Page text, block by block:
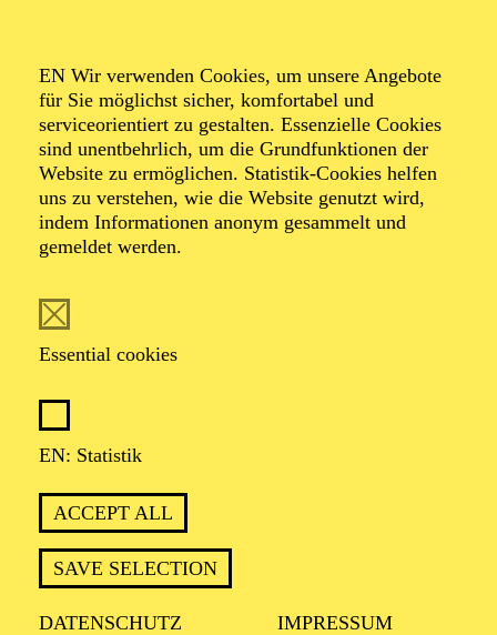
EN Wir verwenden Cookies, um unsere Angebote
für Sie möglichst sicher, komfortabel und
serviceorientiert zu gestalten. Essenzielle Cookies
sind unentbehrlich, um die Grundfunktionen der
Website zu ermöglichen. Statistik-Cookies helfen
uns zu verstehen, wie die Website genutzt wird,
indem Informationen anonym gesammelt und
gemeldet werden.
Essential cookies
EN: Statistik
ACCEPT ALL
SAVE SELECTION
DATENSCHUTZ IMPRESSUM
ABENTEUER MUSIK
EINE WELTMUSIK-REISE
Für Kinder von 3 bis 6 Jahren
TICKETS
12,00€
OPERA
Wednesday
03.03.2027
15:30 - 17:30
Aalto-Foyer
ÖFFENTLICHE THEATER­
FÜHRUNG